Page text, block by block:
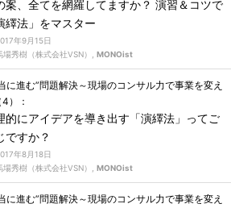
案、全てを網羅してますか？ 演習＆コツで
繹法」をマスター
年9月15日
場秀樹（株式会社VSN）, MONOist
に進む”問題解決～現場のコンサル力で事業を変え
）：
的にアイデアを導き出す「演繹法」ってご
ですか？
年8月18日
場秀樹（株式会社VSN）, MONOist
に進む”問題解決～現場のコンサル力で事業を変え